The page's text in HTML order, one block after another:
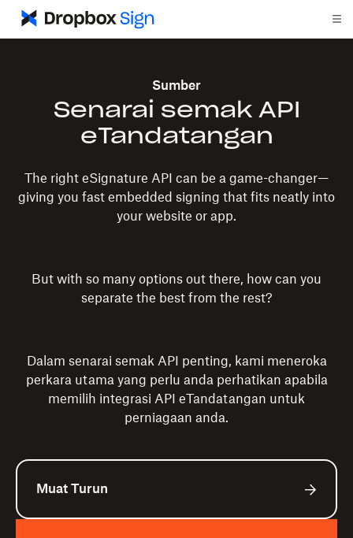
Sumber
Senarai semak API
eTandatangan
The right eSignature API can be a game-changer—
giving you fast embedded signing that fits neatly into
your website or app.
But with so many options out there, how can you
separate the best from the rest?
Dalam senarai semak API penting, kami meneroka
perkara utama yang perlu anda perhatikan apabila
memilih integrasi API eTandatangan untuk
perniagaan anda.
Muat Turun